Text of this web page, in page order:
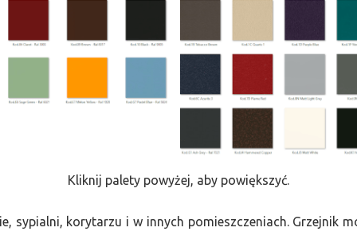
Kliknij palety powyżej, aby powiększyć.
sypialni, korytarzu i w innych pomieszczeniach. Grzejnik